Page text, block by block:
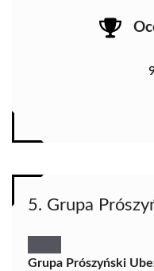
5. Grupa
Grupa Prószyński